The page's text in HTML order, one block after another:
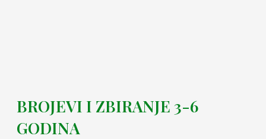
BROJEVI I ZBIRANJE 3-6
GODINA